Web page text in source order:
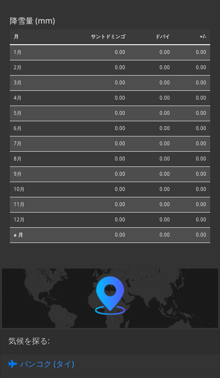
降雪量 (mm)
月 サントドミンゴ ドバイ +/-
1月 0.00 0.00 0.00
2月 0.00 0.00 0.00
3月 0.00 0.00 0.00
4月 0.00 0.00 0.00
5月 0.00 0.00 0.00
6月 0.00 0.00 0.00
7月 0.00 0.00 0.00
8月 0.00 0.00 0.00
9月 0.00 0.00 0.00
10月 0.00 0.00 0.00
11月 0.00 0.00 0.00
12月 0.00 0.00 0.00
⌀ 月 0.00 0.00 0.00
気候を探る:
バンコク (タイ)